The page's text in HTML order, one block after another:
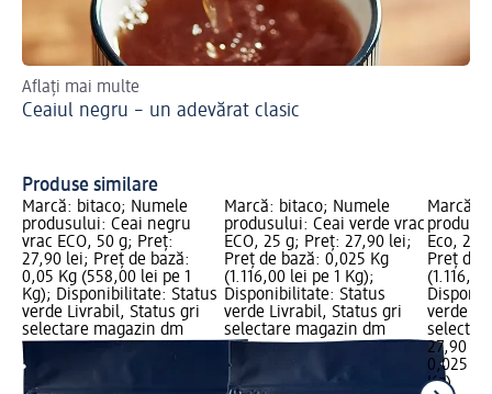
Aflați mai multe
Ceaiul negru – un adevărat clasic
Produse similare
Marcă: bitaco; Numele
produsului: Ceai negru
vrac ECO, 50 g; Preț:
27,90 lei; Preț de bază:
0,05 Kg (558,00 lei pe 1
Kg); Disponibilitate: Status
verde Livrabil, Status gri
selectare magazin dm
Marcă: bitaco; Numele
produsului: Ceai verde vrac
ECO, 25 g; Preț: 27,90 lei;
Preț de bază: 0,025 Kg
(1.116,00 lei pe 1 Kg);
Disponibilitate: Status
verde Livrabil, Status gri
selectare magazin dm
Marcă:
Eco, 25
Preț de
verde
27,90 lei
0,025
Kg)